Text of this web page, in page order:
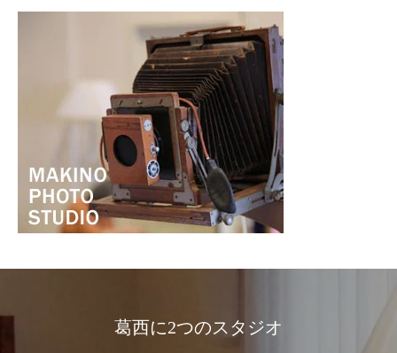
葛西に2つのスタジオ